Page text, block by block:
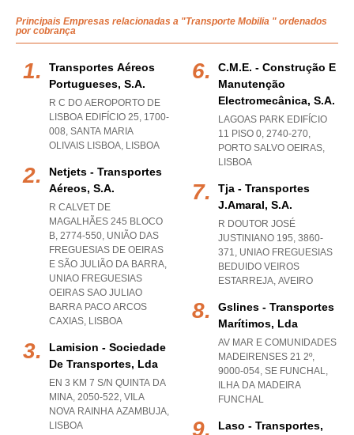
Principais Empresas relacionadas a "Transporte Mobilia " ordenados
por cobrança
Transportes Aéreos
Portugueses, S.a.
R C DO AEROPORTO DE
LISBOA EDIFÍCIO 25, 1700-
008, SANTA MARIA
OLIVAIS LISBOA, LISBOA
Netjets - Transportes
Aéreos, S.a.
R CALVET DE
MAGALHÃES 245 BLOCO
B, 2774-550, UNIÃO DAS
FREGUESIAS DE OEIRAS
E SÃO JULIÃO DA BARRA,
UNIAO FREGUESIAS
OEIRAS SAO JULIAO
BARRA PACO ARCOS
CAXIAS, LISBOA
Lamision - Sociedade
De Transportes, Lda
EN 3 KM 7 S/N QUINTA DA
MINA, 2050-522, VILA
NOVA RAINHA AZAMBUJA,
LISBOA
C.m.e. - Construção E
Manutenção
Electromecânica, S.a.
LAGOAS PARK EDIFÍCIO
11 PISO 0, 2740-270,
PORTO SALVO OEIRAS,
LISBOA
Tja - Transportes
J.amaral, S.a.
R DOUTOR JOSÉ
JUSTINIANO 195, 3860-
371, UNIAO FREGUESIAS
BEDUIDO VEIROS
ESTARREJA, AVEIRO
Gslines - Transportes
Marítimos, Lda
AV MAR E COMUNIDADES
MADEIRENSES 21 2º,
9000-054, SE FUNCHAL,
ILHA DA MADEIRA
FUNCHAL
Laso - Transportes,